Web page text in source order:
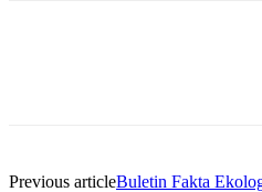
Previous articleBuletin Fakta